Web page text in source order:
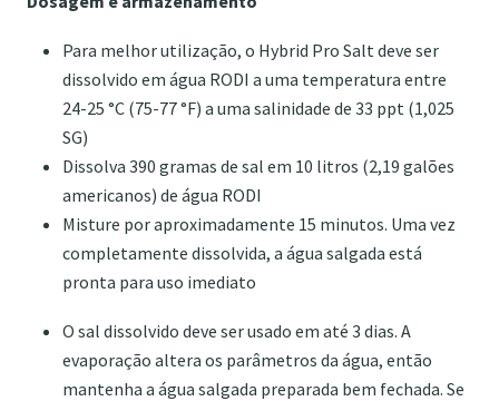
Para melhor utilização, o Hybrid Pro Salt deve ser
dissolvido em água RODI a uma temperatura entre
24-25 °C (75-77 °F) a uma salinidade de 33 ppt (1,025
SG)
Dissolva 390 gramas de sal em 10 litros (2,19 galões
americanos) de água RODI
Misture por aproximadamente 15 minutos. Uma vez
completamente dissolvida, a água salgada está
pronta para uso imediato
O sal dissolvido deve ser usado em até 3 dias. A
evaporação altera os parâmetros da água, então
mantenha a água salgada preparada bem fechada. Se